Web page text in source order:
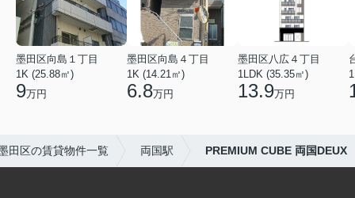
墨田区向島１丁目
1K (25.88㎡)
9万円
墨田区向島４丁目
1K (14.21㎡)
6.8万円
墨田区八広４丁目
1LDK (35.35㎡)
13.9万円
田区の賃貸物件一覧 両国駅 PREMIUM CUBE 両国DEUX